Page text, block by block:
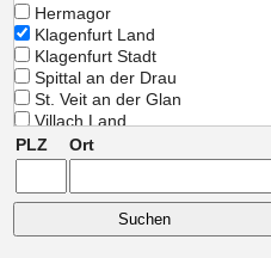
Hermagor
Klagenfurt Land
Klagenfurt Stadt
Spittal an der Drau
St. Veit an der Glan
Villach Land
Villach Stadt
Völkermarkt
PLZ Ort